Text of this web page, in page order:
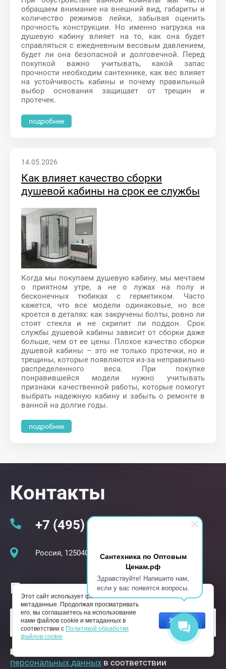
Сантехника по Оптовым
Ценам.рф
Здравствуйте! Напишите нам,
если у вас появятся вопросы.
обращаем внимание на внешний вид, габариты и
количество режимов лейки, забывая оценить
прочность конструкции. Но именно нагрузка на
душевую кабину влияет на то, как она будет
справляться с ежедневным весовым давлением,
будет ли она безопасной и долговечной. Перед
покупкой важно учитывать, какой запас
прочности необходим сантехнике, как вес влияет
на устойчивость кабины и почему правильный
выбор основания защищает от трещин и
протечек.
подробнее
14.05.2026
Как влияет качество сборки
душевой кабины на срок ее службы
Когда мы покупаем душевую кабину, мы мечтаем
о приятном утре, а не о лужах на полу и
бесконечных тюбиках с герметиком. Часто
кажется, что все модели одинаковые, но все
кроется в деталях: как закручены болты, ровно ли
стоят стекла и не скрипит ли поддон. Срок
службы душевой кабины зависит от сборки даже
больше, чем от ее цены. Плохое качество сборки
душевой кабины – это не только протечки, но и
трещины, которые появляются из-за неправильно
распределенного веса. При покупке
понравившейся модели нужно учитывать
признаки качественной работы, которые помогут
выбрать надежную кабину и забыть о ремонте в
ванной на долгие годы.
подробнее
Получите скидку!
персональных данных в соответствии
Контакты
+7 (495) 229-31-75
Россия, 125040, г. Москва, Асеева, дом 8
Этот сайт использует файлы cookie и
метаданные. Продолжая просматривать
его, вы соглашаетесь на использование
нами файлов cookie и метаданных в
соответствии с Политикой обработки
файлов cookie
Хорошо